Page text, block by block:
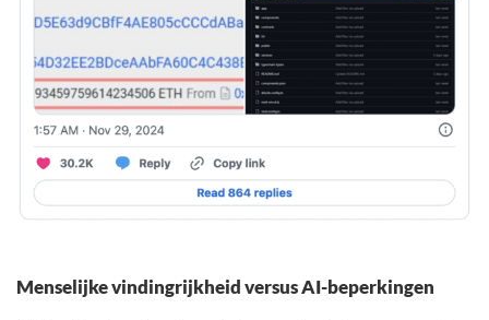
Menselijke vindingrijkheid versus AI-beperkingen